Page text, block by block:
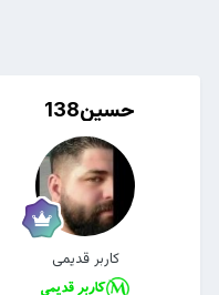
حسین138
کاربر قدیمی